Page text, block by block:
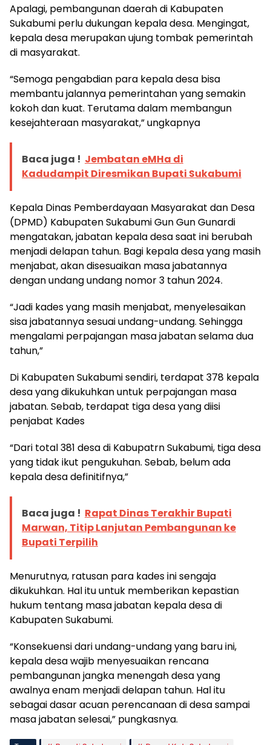
Apalagi, pembangunan daerah di Kabupaten
Sukabumi perlu dukungan kepala desa. Mengingat,
kepala desa merupakan ujung tombak pemerintah
di masyarakat.
“Semoga pengabdian para kepala desa bisa
membantu jalannya pemerintahan yang semakin
kokoh dan kuat. Terutama dalam membangun
kesejahteraan masyarakat,” ungkapnya
Baca juga ! Jembatan eMHa di
Kadudampit Diresmikan Bupati Sukabumi
Kepala Dinas Pemberdayaan Masyarakat dan Desa
(DPMD) Kabupaten Sukabumi Gun Gun Gunardi
mengatakan, jabatan kepala desa saat ini berubah
menjadi delapan tahun. Bagi kepala desa yang masih
menjabat, akan disesuaikan masa jabatannya
dengan undang undang nomor 3 tahun 2024.
“Jadi kades yang masih menjabat, menyelesaikan
sisa jabatannya sesuai undang-undang. Sehingga
mengalami perpajangan masa jabatan selama dua
tahun,”
Di Kabupaten Sukabumi sendiri, terdapat 378 kepala
desa yang dikukuhkan untuk perpajangan masa
jabatan. Sebab, terdapat tiga desa yang diisi
penjabat Kades
“Dari total 381 desa di Kabupatrn Sukabumi, tiga desa
yang tidak ikut pengukuhan. Sebab, belum ada
kepala desa definitifnya,”
Baca juga ! Rapat Dinas Terakhir Bupati
Marwan, Titip Lanjutan Pembangunan ke
Bupati Terpilih
Menurutnya, ratusan para kades ini sengaja
dikukuhkan. Hal itu untuk memberikan kepastian
hukum tentang masa jabatan kepala desa di
Kabupaten Sukabumi.
“Konsekuensi dari undang-undang yang baru ini,
kepala desa wajib menyesuaikan rencana
pembangunan jangka menengah desa yang
awalnya enam menjadi delapan tahun. Hal itu
sebagai dasar acuan perencanaan di desa sampai
masa jabatan selesai,” pungkasnya.